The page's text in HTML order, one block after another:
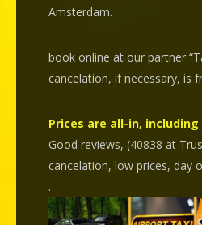
Amsterdam.
book online at our partner
cancelation, if necessary, is
Prices are all-in,
Good reviews, (40838 at
cancelation, low prices, day
.